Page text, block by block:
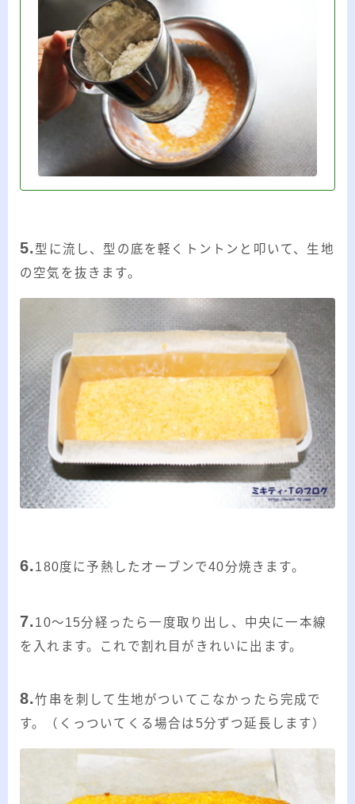
5.型に流し、型の底を軽くトントンと叩いて、生地
の空気を抜きます。
6.180度に予熱したオーブンで40分焼きます。
7.10～15分経ったら一度取り出し、中央に一本線
を入れます。これで割れ目がきれいに出ます。
8.竹串を刺して生地がついてこなかったら完成で
す。（くっついてくる場合は5分ずつ延長します）